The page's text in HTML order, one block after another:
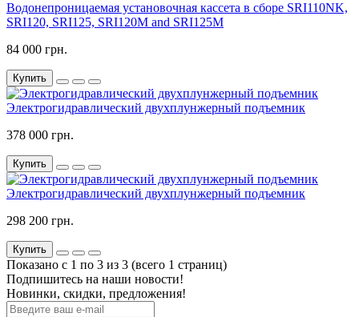
Водонепроницаемая установочная кассета в сборе SRI110NK,
SRI120, SRI125, SRI120M and SRI125M
84 000 грн.
Купить
Электрогидравлический двухплунжерный подъемник
378 000 грн.
Купить
Электрогидравлический двухплунжерный подъемник
298 200 грн.
Купить
Показано с 1 по 3 из 3 (всего 1 страниц)
Подпишитесь на наши новости!
Новинки, скидки, предложения!